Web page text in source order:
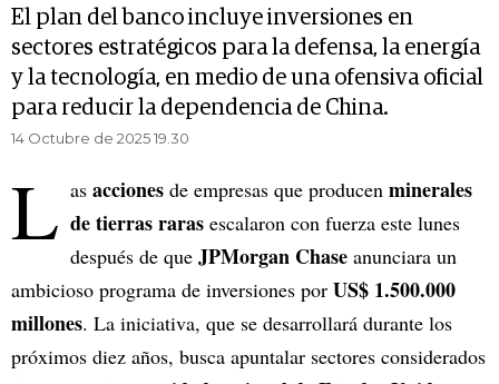
El plan del banco incluye inversiones en
sectores estratégicos para la defensa, la energía
y la tecnología, en medio de una ofensiva oficial
para reducir la dependencia de China.
14 Octubre de 2025 19.30
L as acciones de empresas que producen minerales
de tierras raras escalaron con fuerza este lunes
después de que JPMorgan Chase anunciara un
ambicioso programa de inversiones por US$ 1.500.000
millones. La iniciativa, que se desarrollará durante los
próximos diez años, busca apuntalar sectores considerados